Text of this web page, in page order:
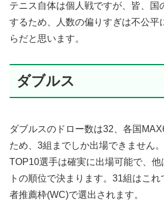
テニス自体は個人戦ですが、皆、国
するため、人数の偏りすぎは不公平
らだと思います。
ダブルス
ダブルスのドロー数は32、各国
ため、3組までしか出場できません
TOP10選手は確実に出場可能で、
トの順位で決まります。31組はこ
者推薦枠(WC)で選出されます。